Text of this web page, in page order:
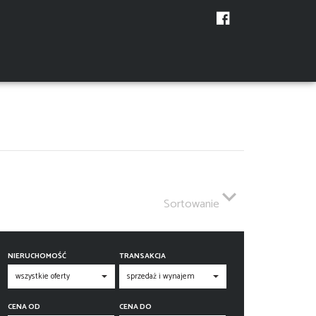
Sortowanie
NIERUCHOMOŚĆ TRANSAKCJA
CENA OD CENA DO